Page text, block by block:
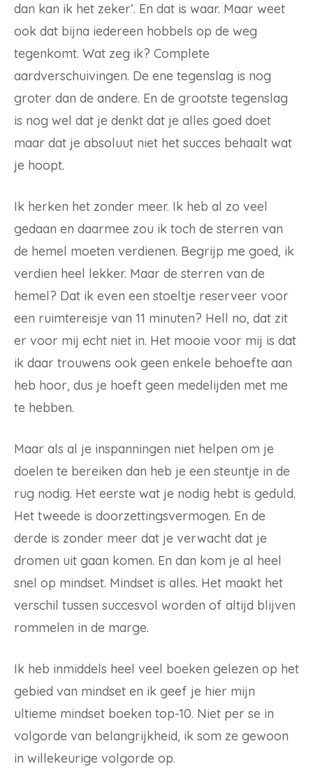
dan kan ik het zeker’. En dat is waar. Maar weet
ook dat bijna iedereen hobbels op de weg
tegenkomt. Wat zeg ik? Complete
aardverschuivingen. De ene tegenslag is nog
groter dan de andere. En de grootste tegenslag
is nog wel dat je denkt dat je alles goed doet
maar dat je absoluut niet het succes behaalt wat
je hoopt.
Ik herken het zonder meer. Ik heb al zo veel
gedaan en daarmee zou ik toch de sterren van
de hemel moeten verdienen. Begrijp me goed, ik
verdien heel lekker. Maar de sterren van de
hemel? Dat ik even een stoeltje reserveer voor
een ruimtereisje van 11 minuten? Hell no, dat zit
er voor mij echt niet in. Het mooie voor mij is dat
ik daar trouwens ook geen enkele behoefte aan
heb hoor, dus je hoeft geen medelijden met me
te hebben.
Maar als al je inspanningen niet helpen om je
doelen te bereiken dan heb je een steuntje in de
rug nodig. Het eerste wat je nodig hebt is geduld.
Het tweede is doorzettingsvermogen. En de
derde is zonder meer dat je verwacht dat je
dromen uit gaan komen. En dan kom je al heel
snel op mindset. Mindset is alles. Het maakt het
verschil tussen succesvol worden of altijd blijven
rommelen in de marge.
Ik heb inmiddels heel veel boeken gelezen op het
gebied van mindset en ik geef je hier mijn
ultieme mindset boeken top-10. Niet per se in
volgorde van belangrijkheid, ik som ze gewoon
in willekeurige volgorde op.